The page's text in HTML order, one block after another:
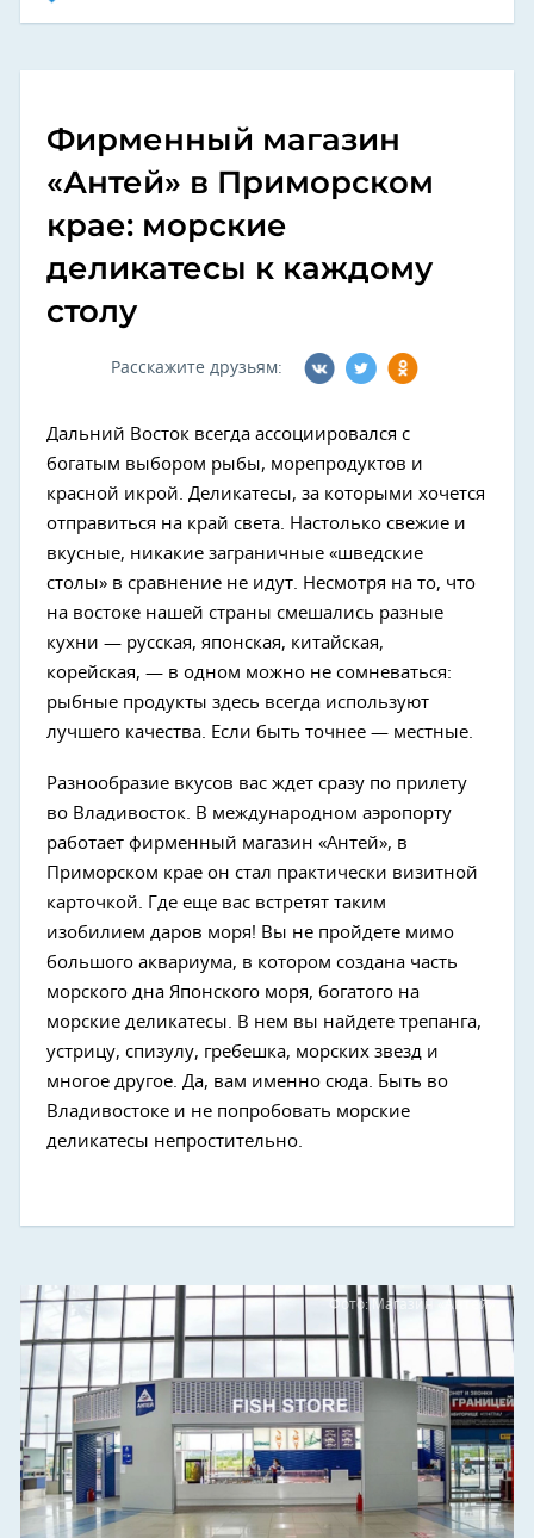
Фирменный магазин
«Антей» в Приморском
крае: морские
деликатесы к каждому
столу
Расскажите друзьям:
Дальний Восток всегда ассоциировался с
богатым выбором рыбы, морепродуктов и
красной икрой. Деликатесы, за которыми хочется
отправиться на край света. Настолько свежие и
вкусные, никакие заграничные «шведские
столы» в сравнение не идут. Несмотря на то, что
на востоке нашей страны смешались разные
кухни — русская, японская, китайская,
корейская, — в одном можно не сомневаться:
рыбные продукты здесь всегда используют
лучшего качества. Если быть точнее — местные.
Разнообразие вкусов вас ждет сразу по прилету
во Владивосток. В международном аэропорту
работает фирменный магазин «Антей», в
Приморском крае он стал практически визитной
карточкой. Где еще вас встретят таким
изобилием даров моря! Вы не пройдете мимо
большого аквариума, в котором создана часть
морского дна Японского моря, богатого на
морские деликатесы. В нем вы найдете трепанга,
устрицу, спизулу, гребешка, морских звезд и
многое другое. Да, вам именно сюда. Быть во
Владивостоке и не попробовать морские
деликатесы непростительно.
Фото: Магазин «Антей»